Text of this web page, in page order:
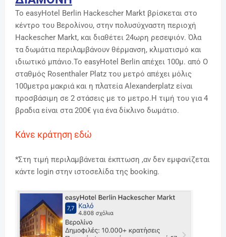
Το easyHotel Berlin Hackescher Markt βρίσκεται στο
κέντρο του Βερολίνου, στην πολυσύχναστη περιοχή
Hackescher Markt, και διαθέτει 24ωρη ρεσεψιόν. Όλα
τα δωμάτια περιλαμβάνουν θέρμανση, κλιματισμό και
ιδιωτικό μπάνιο.Το easyHotel Berlin απέχει 100μ. από Ο
σταθμός Rosenthaler Platz του μετρό απέχει μόλις
100μετρα μακριά και η πλατεία Alexanderplatz είναι
προσβάσιμη σε 2 στάσεις με το μετρο.Η τιμή του για 4
βραδια είναι στα 200€ για ένα δίκλινο δωμάτιο.
Κάνε κράτηση εδώ
*Στη τιμή περιλαμβάνεται έκπτωση ,αν δεν εμφανίζεται
κάντε login στην ιστοσελίδα της booking.